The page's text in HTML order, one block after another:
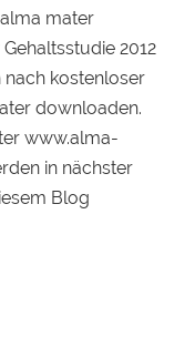
mater
2012
nach kostenloser
downloaden.
www.alma-
in nächster
Blog